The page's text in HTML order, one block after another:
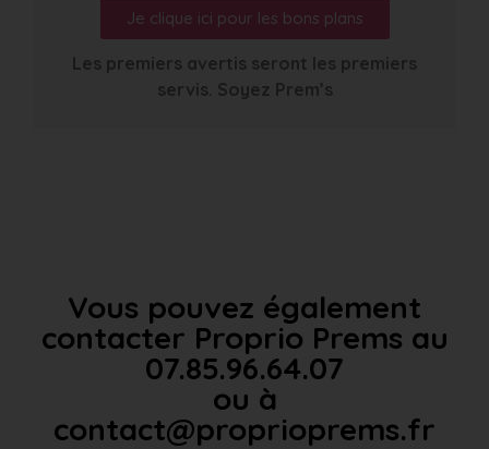
Je clique ici pour les bons plans
Les premiers avertis seront les premiers
servis. Soyez Prem’s
Vous pouvez également
contacter Proprio Prems au
07.85.96.64.07
ou à
contact@proprioprems.fr